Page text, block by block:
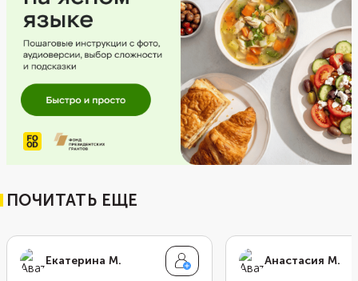
ПОЧИТАТЬ ЕЩЕ
Екатерина М. Анастасия М.